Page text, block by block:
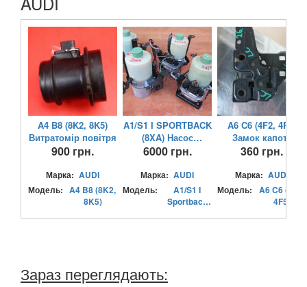
A4 B8 (8K2, 8K5)
Витратомір повітря
900 грн.
Марка: AUDI
Модель: A4 B8 (8K2,
8K5)
A1/S1 I SPORTBACK
(8XA) Насос
електропідсилювча
6000 грн.
Марка: AUDI
Модель:
A1/S1 I
Sportback
A6 C6 (4F2, 4F5)
Замок капоту
360 грн.
Марка: AUDI
Модель:
A6 C6 (4F2,
4F5)
Зараз переглядають: